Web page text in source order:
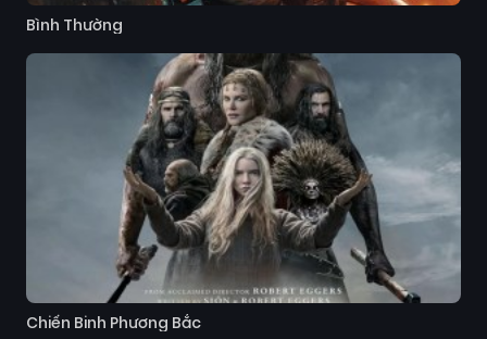
Bình Thường
Chiến Binh Phương Bắc